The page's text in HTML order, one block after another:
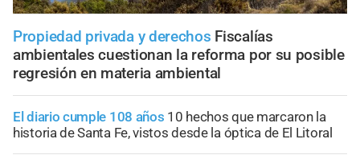
Propiedad privada y derechos Fiscalías
ambientales cuestionan la reforma por su posible
regresión en materia ambiental
El diario cumple 108 años 10 hechos que marcaron la
historia de Santa Fe, vistos desde la óptica de El Litoral